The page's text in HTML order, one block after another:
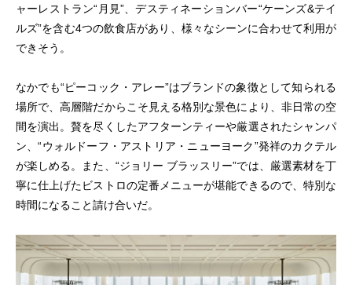
ャーレストラン“月見”、デスティネーションバー“ケーンズ&テイ
ルズ”を含む4つの飲食店があり、様々なシーンに合わせて利用が
できそう。
なかでも“ピーコック・アレー”はブランドの象徴として知られる
場所で、高層階だからこそ見える格別な景色により、非日常の空
間を演出。贅を尽くしたアフターンティーや厳選されたシャンパ
ン、“ウォルドーフ・アストリア・ニューヨーク”発祥のカクテル
が楽しめる。また、“ジョリー ブラッスリー”では、厳選素材を丁
寧に仕上げたビストロの定番メニューが堪能できるので、特別な
時間になること請け合いだ。